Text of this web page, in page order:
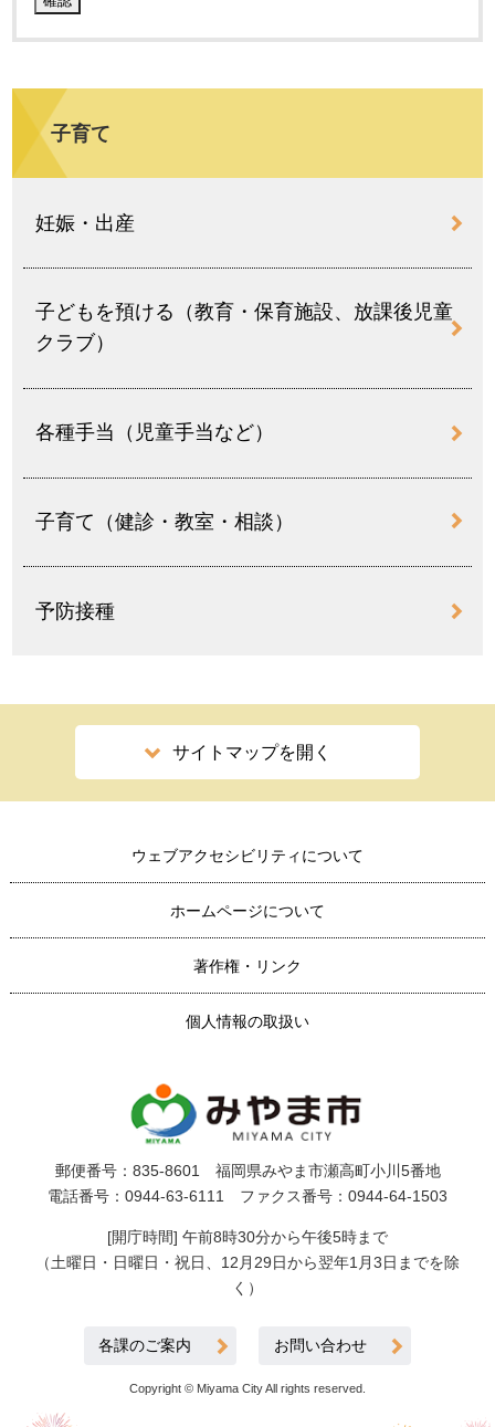
子育て
妊娠・出産
子どもを預ける（教育・保育施設、放課後児童
クラブ）
各種手当（児童手当など）
子育て（健診・教室・相談）
予防接種
サイトマップを開く
ウェブアクセシビリティについて
ホームページについて
著作権・リンク
個人情報の取扱い
郵便番号：835-8601 福岡県みやま市瀬高町小川5番地
電話番号：0944-63-6111 ファクス番号：0944-64-1503
[開庁時間] 午前8時30分から午後5時まで
（土曜日・日曜日・祝日、12月29日から翌年1月3日までを除
く）
各課のご案内 お問い合わせ
Copyright © Miyama City All rights reserved.